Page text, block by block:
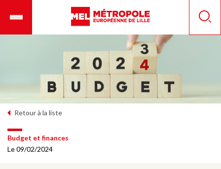
principal
mobile
Retour à la liste
Budget et finances
Le 09/02/2024
Panneau de gestion des cookies